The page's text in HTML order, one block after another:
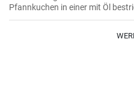
Pfannkuchen in einer mit Öl
braten.